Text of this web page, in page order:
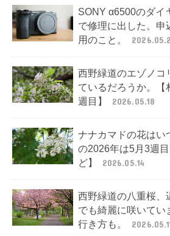
SONY α6500のダイ
で修理に出した。申
用のこと。
西野緑道のエゾノコ
ているだろうか。
週目】
2026.05.18
ナナカマドの花はい
の2026年は5月3週
ど】
2026.05.14
西野緑道の八重桜、
でも綺麗に咲いてい
行き方も。